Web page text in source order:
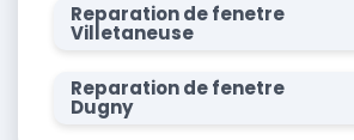
Reparation de fenetre
Villetaneuse
Reparation de fenetre
Dugny